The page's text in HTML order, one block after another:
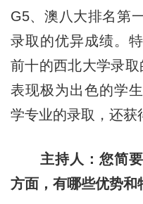
G5、澳八大排名第
录取的优异成绩。
前十的西北大学录
表现极为出色的学
学专业的录取，还获
主持人：您简
方面，有哪些优势和